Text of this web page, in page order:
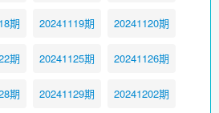
期 20241119期 20241120期
期 20241125期 20241126期
期 20241129期 20241202期